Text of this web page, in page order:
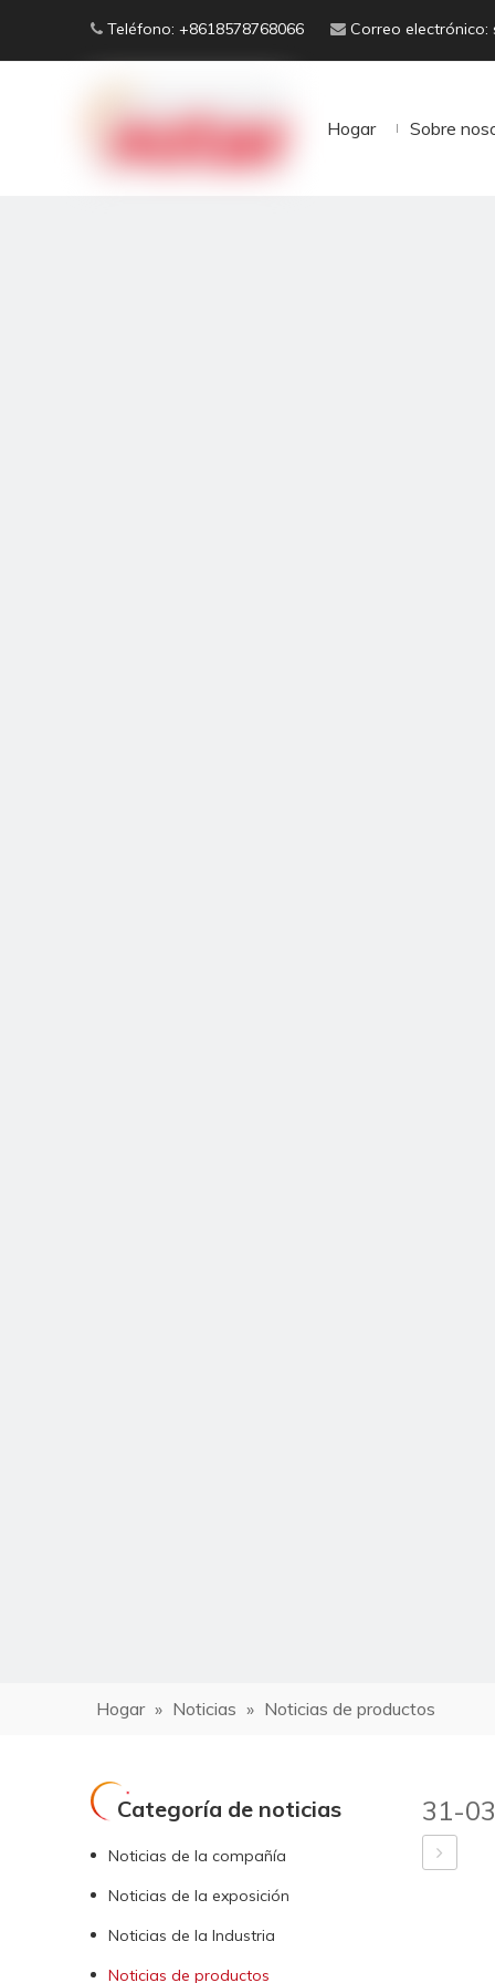
 Teléfono: +8618578768066  Correo electrónico:
Hogar Sobre
Hogar » Noticias » Noticias de productos
Categoría de noticias
Noticias de la compañía
Noticias de la exposición
Noticias de la Industria
Noticias de productos
31-